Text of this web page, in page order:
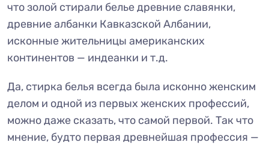
что золой стирали белье древние славянки,
древние албанки Кавказской Албании,
исконные жительницы американских
континентов — индеанки и т.д.
Да, стирка белья всегда была исконно женским
делом и одной из первых женских профессий,
можно даже сказать, что самой первой. Так что
мнение, будто первая древнейшая профессия —